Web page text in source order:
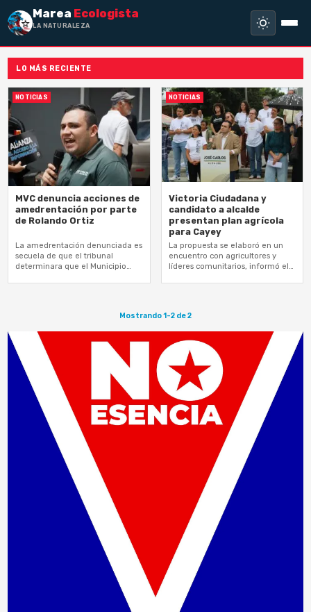
Marea Ecologista
LA NATURALEZA NO
LO MÁS RECIENTE
NOTICIAS
MVC denuncia acciones de
amedrentación por parte
de Rolando Ortiz
La amedrentación denunciada es
secuela de que el tribunal
determinara que el Municipio
NOTICIAS
Victoria Ciudadana y
candidato a alcalde
presentan plan agrícola
para Cayey
La propuesta se elaboró en un
encuentro con agricultores y
líderes comunitarios, informó el
Mostrando 1-2 de 2